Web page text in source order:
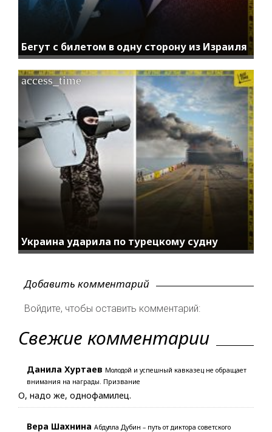
Бегут с билетом в одну сторону из Израиля
Украина ударила по турецкому судну
access_time
Добавить комментарий
Войдите, чтобы оставить комментарий:
Свежие комментарии
Данила Хуртаев Молодой и успешный кавказец не обращает
внимания на награды. Призвание
О, надо же, однофамилец.
Вера Шахнина Абдулла Дубин – путь от диктора советского